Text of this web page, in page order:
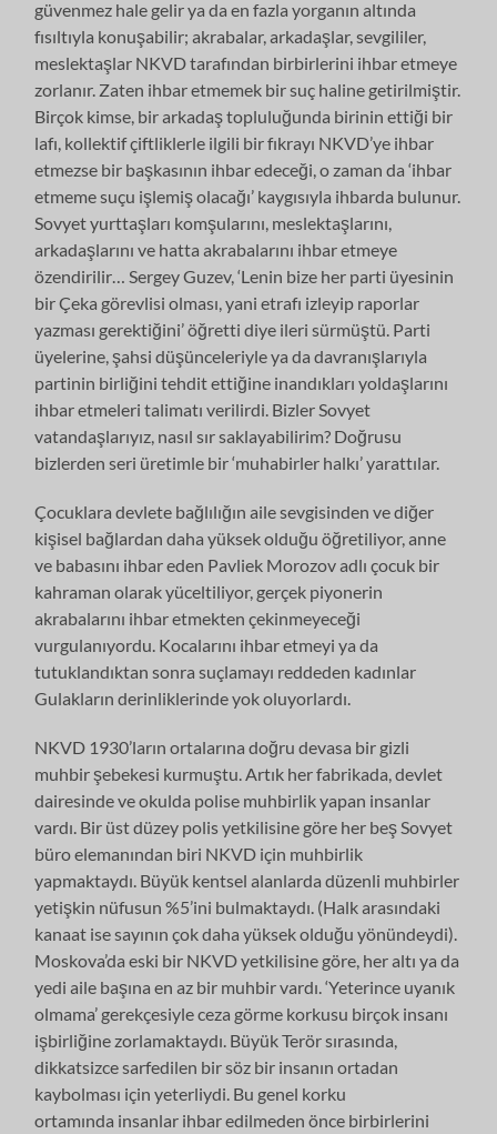
güvenmez hale gelir ya da en fazla yorganın altında
fısıltıyla konuşabilir; akrabalar, arkadaşlar, sevgililer,
meslektaşlar NKVD tarafından birbirlerini ihbar etmeye
zorlanır. Zaten ihbar etmemek bir suç haline getirilmiştir.
Birçok kimse, bir arkadaş topluluğunda birinin ettiği bir
lafı, kollektif çiftliklerle ilgili bir fıkrayı NKVD’ye ihbar
etmezse bir başkasının ihbar edeceği, o zaman da ‘ihbar
etmeme suçu işlemiş olacağı’ kaygısıyla ihbarda bulunur.
Sovyet yurttaşları komşularını, meslektaşlarını,
arkadaşlarını ve hatta akrabalarını ihbar etmeye
özendirilir… Sergey Guzev, ‘Lenin bize her parti üyesinin
bir Çeka görevlisi olması, yani etrafı izleyip raporlar
yazması gerektiğini’ öğretti diye ileri sürmüştü. Parti
üyelerine, şahsi düşünceleriyle ya da davranışlarıyla
partinin birliğini tehdit ettiğine inandıkları yoldaşlarını
ihbar etmeleri talimatı verilirdi. Bizler Sovyet
vatandaşlarıyız, nasıl sır saklayabilirim? Doğrusu
bizlerden seri üretimle bir ‘muhabirler halkı’ yarattılar.
Çocuklara devlete bağlılığın aile sevgisinden ve diğer
kişisel bağlardan daha yüksek olduğu öğretiliyor, anne
ve babasını ihbar eden Pavliek Morozov adlı çocuk bir
kahraman olarak yüceltiliyor, gerçek piyonerin
akrabalarını ihbar etmekten çekinmeyeceği
vurgulanıyordu. Kocalarını ihbar etmeyi ya da
tutuklandıktan sonra suçlamayı reddeden kadınlar
Gulakların derinliklerinde yok oluyorlardı.
NKVD 1930’ların ortalarına doğru devasa bir gizli
muhbir şebekesi kurmuştu. Artık her fabrikada, devlet
dairesinde ve okulda polise muhbirlik yapan insanlar
vardı. Bir üst düzey polis yetkilisine göre her beş Sovyet
büro elemanından biri NKVD için muhbirlik
yapmaktaydı. Büyük kentsel alanlarda düzenli muhbirler
yetişkin nüfusun %5’ini bulmaktaydı. (Halk arasındaki
kanaat ise sayının çok daha yüksek olduğu yönündeydi).
Moskova’da eski bir NKVD yetkilisine göre, her altı ya da
yedi aile başına en az bir muhbir vardı. ‘Yeterince uyanık
olmama’ gerekçesiyle ceza görme korkusu birçok insanı
işbirliğine zorlamaktaydı. Büyük Terör sırasında,
dikkatsizce sarfedilen bir söz bir insanın ortadan
kaybolması için yeterliydi. Bu genel korku
ortamında insanlar ihbar edilmeden önce birbirlerini